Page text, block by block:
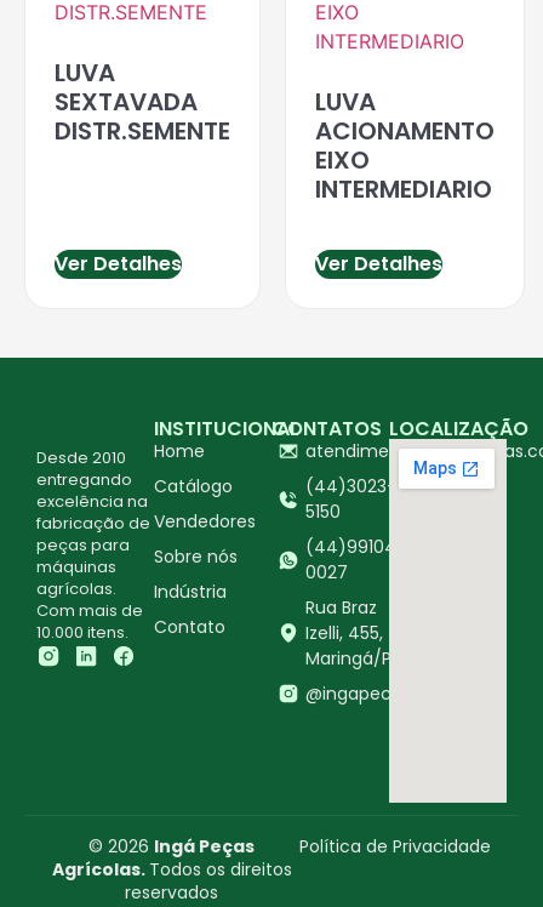
LUVA
SEXTAVADA
DISTR.SEMENTE
Ver Detalhes
LUVA
ACIONAMENTO
EIXO
INTERMEDIARIO
Ver Detalhes
Desde 2010
entregando
excelência na
fabricação de
peças para
máquinas
agrícolas.
Com mais de
10.000 itens.
INSTITUCIONAL
Home
Catálogo
Vendedores
Sobre nós
Indústria
Contato
CONTATOS
(44)3023-
5150
(44)99104-
0027
Rua Braz
Izelli, 455,
Maringá/PR
@ingapecasagricolas
LOCALIZAÇÃO
© 2026 Ingá Peças
Agrícolas. Todos os direitos
reservados
Política de Privacidade